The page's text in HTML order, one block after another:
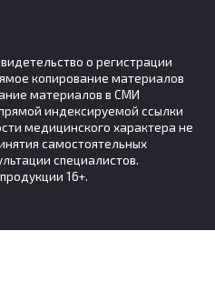
о регистрации
копирование материалов
материалов в СМИ
индексируемой ссылки
медицинского характера не
самостоятельных
специалистов.
16+.